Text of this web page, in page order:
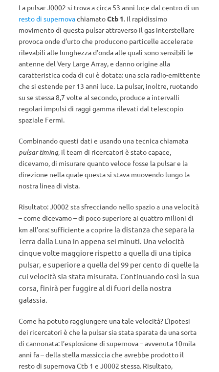
La pulsar J0002 si trova a circa 53 anni luce dal centro di un
resto di supernovachiamatoCtb 1. Il rapidissimo
movimento di questa pulsar attraverso il gas interstellare
provoca onde d’urto che producono particelle accelerate
rilevabili alle lunghezza d’onda alle quali sono sensibili le
antenne del Very Large Array, e danno origine alla
caratteristica coda di cui è dotata: una scia radio-emittente
che si estende per 13 anni luce. La pulsar, inoltre, ruotando
su se stessa 8,7 volte al secondo, produce a intervalli
regolari impulsi di raggi gamma rilevati dal telescopio
spaziale Fermi.
Combinando questi dati e usando una tecnica chiamata
pulsar timing, il team di ricercatori è stato capace,
dicevamo, di misurare quanto veloce fosse la pulsar e la
direzione nella quale questa si stava muovendo lungo la
nostra linea di vista.
Risultato: J0002 sta sfrecciando nello spazio a una velocità
– come dicevamo – di poco superiore ai quattro milioni di
km all’ora: sufficiente a coprire la distanza che separa la
Terra dalla Luna in appena sei minuti. Una velocità
cinque volte maggiore rispetto a quella di una tipica
pulsar, e superiore a quella del 99 per cento di quelle la
cui velocità sia stata misurata. Continuando così la sua
corsa, finirà per fuggire al di fuori della nostra
galassia.
Come ha potuto raggiungere una tale velocità? L’ipotesi
dei ricercatori è che la pulsar sia stata sparata da una sorta
di cannonata: l’esplosione di supernova – avvenuta 10mila
anni fa – della stella massiccia che avrebbe prodotto il
resto di supernova Ctb 1 e J0002 stessa. Risultato,